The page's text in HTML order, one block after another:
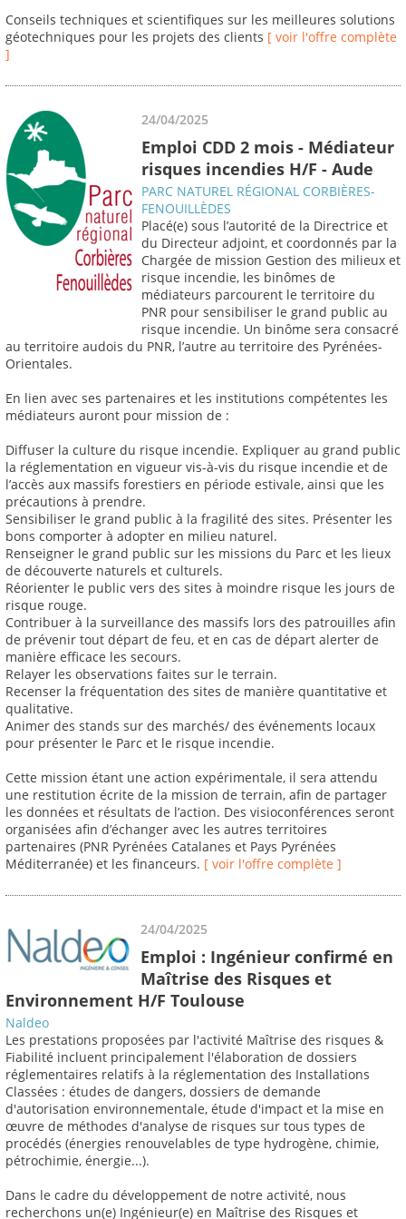
Conseils techniques et scientifiques sur les meilleures solutions
géotechniques pour les projets des clients [ voir l'offre complète
]
24/04/2025
Emploi CDD 2 mois - Médiateur
risques incendies H/F - Aude
PARC NATUREL RÉGIONAL CORBIÈRES-
FENOUILLÈDES
Placé(e) sous l’autorité de la Directrice et
du Directeur adjoint, et coordonnés par la
Chargée de mission Gestion des milieux et
risque incendie, les binômes de
médiateurs parcourent le territoire du
PNR pour sensibiliser le grand public au
risque incendie. Un binôme sera consacré
au territoire audois du PNR, l’autre au territoire des Pyrénées-
Orientales.
En lien avec ses partenaires et les institutions compétentes les
médiateurs auront pour mission de :
Diffuser la culture du risque incendie. Expliquer au grand public
la réglementation en vigueur vis-à-vis du risque incendie et de
l’accès aux massifs forestiers en période estivale, ainsi que les
précautions à prendre.
Sensibiliser le grand public à la fragilité des sites. Présenter les
bons comporter à adopter en milieu naturel.
Renseigner le grand public sur les missions du Parc et les lieux
de découverte naturels et culturels.
Réorienter le public vers des sites à moindre risque les jours de
risque rouge.
Contribuer à la surveillance des massifs lors des patrouilles afin
de prévenir tout départ de feu, et en cas de départ alerter de
manière efficace les secours.
Relayer les observations faites sur le terrain.
Recenser la fréquentation des sites de manière quantitative et
qualitative.
Animer des stands sur des marchés/ des événements locaux
pour présenter le Parc et le risque incendie.
Cette mission étant une action expérimentale, il sera attendu
une restitution écrite de la mission de terrain, afin de partager
les données et résultats de l’action. Des visioconférences seront
organisées afin d’échanger avec les autres territoires
partenaires (PNR Pyrénées Catalanes et Pays Pyrénées
Méditerranée) et les financeurs. [ voir l'offre complète ]
24/04/2025
Emploi : Ingénieur confirmé en
Maîtrise des Risques et
Environnement H/F Toulouse
Naldeo
Les prestations proposées par l'activité Maîtrise des risques &
Fiabilité incluent principalement l'élaboration de dossiers
réglementaires relatifs à la réglementation des Installations
Classées : études de dangers, dossiers de demande
d'autorisation environnementale, étude d'impact et la mise en
œuvre de méthodes d'analyse de risques sur tous types de
procédés (énergies renouvelables de type hydrogène, chimie,
pétrochimie, énergie...).
Dans le cadre du développement de notre activité, nous
recherchons un(e) Ingénieur(e) en Maîtrise des Risques et